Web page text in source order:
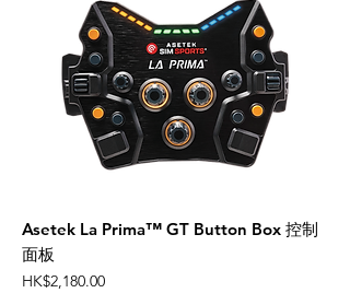
Asetek La Prima™ GT Button Box 控制
面板
Price
HK$2,180.00